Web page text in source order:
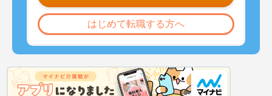
はじめて転職する方へ